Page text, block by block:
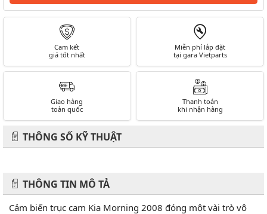
Cam kết
giá tốt nhất
Miễn phí lắp đặt
tại gara Vietparts
Giao hàng
toàn quốc
Thanh toán
khi nhận hàng
THÔNG SỐ KỸ THUẬT
THÔNG TIN MÔ TẢ
Cảm biến trục cam Kia Morning 2008 đóng một vài trò vô